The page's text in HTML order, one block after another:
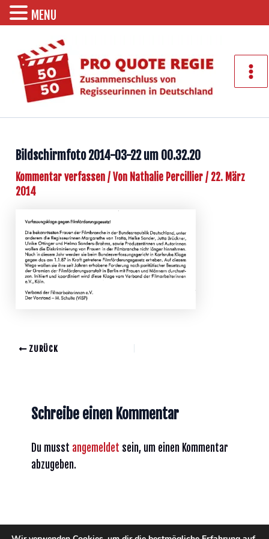
springen
Bildschirmfoto 2014-03-22 um 00.32.20
Kommentar verfassen/ Von Nathalie Percillier/ 22. März
2014
ZURÜCK
Schreibe einen Kommentar
Du musst angemeldet sein, um einen Kommentar
abzugeben.
MENU